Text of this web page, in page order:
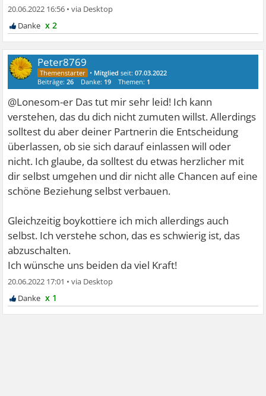
20.06.2022 16:56 •
x 2
Peter8769
• Mitglied seit:07.03.2022
Beiträge:26 Danke: 19 Themen: 1
@Lonesom-er Das tut mir sehr leid! Ich kann
verstehen, das du dich nicht zumuten willst. Allerdings
solltest du aber deiner Partnerin die Entscheidung
überlassen, ob sie sich darauf einlassen will oder
nicht. Ich glaube, da solltest du etwas herzlicher mit
dir selbst umgehen und dir nicht alle Chancen auf eine
schöne Beziehung selbst verbauen.
Gleichzeitig boykottiere ich mich allerdings auch
selbst. Ich verstehe schon, das es schwierig ist, das
abzuschalten.
Ich wünsche uns beiden da viel Kraft!
20.06.2022 17:01 •
x 1